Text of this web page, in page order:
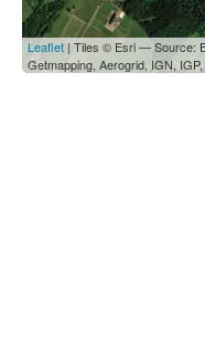
Leaflet | Tiles © Esri — Source:
Getmapping, Aerogrid, IGN,